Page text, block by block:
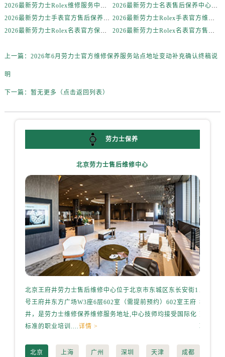
四川省甘孜州市康定市情歌广场、箭炉街劳力士售后服务中心（需提前预约）
四川省广元市利州区老城南北街、东大街劳力士售后服务中心（需提前预约）
四川省眉山市东坡区三苏路劳力士售后服务中心（需提前预约）
2026最新劳力士Rolex维修服务中心地址实地探访报告
2026最新劳力士名表售后保养中心网点地址考察报告
2026最新劳力士手表官方售后保养中心地址考察报告
2026最新劳力士Rolex手表官方维修中心网点地址实地探访报告
2026最新劳力士Rolex名表官方保养服务中心地址实地探访报告
2026最新劳力士Rolex名表官方售后网点地址考察报告
上一篇： 2026年6月劳力士官方维修保养服务站点地址变动补充确认终稿说
明
下一篇： 暂无更多（点击返回列表）
劳力士保养
北京劳力士售后维修中心
北京王府井劳力士售后维修中心位于北京市东城区东长安街1
号王府井东方广场W3座6层602室（需提前预约）602室王府
井，是劳力士维修保养维修服务地址,中心技师均接受国际化
标准的职业培训....详情 >
上海港
桥路3号
职业培
北京 上海 广州 深圳 天津 成都